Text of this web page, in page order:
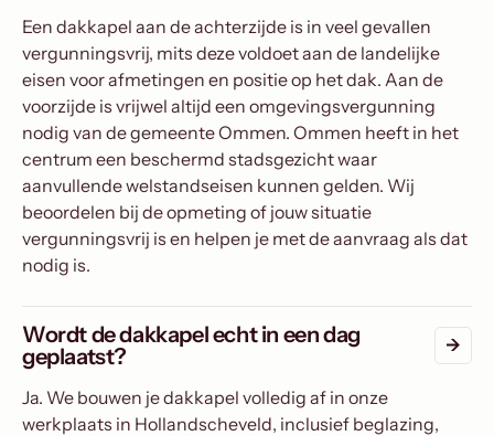
Een dakkapel aan de achterzijde is in veel gevallen
vergunningsvrij, mits deze voldoet aan de landelijke
eisen voor afmetingen en positie op het dak. Aan de
voorzijde is vrijwel altijd een omgevingsvergunning
nodig van de gemeente Ommen. Ommen heeft in het
centrum een beschermd stadsgezicht waar
aanvullende welstandseisen kunnen gelden. Wij
beoordelen bij de opmeting of jouw situatie
vergunningsvrij is en helpen je met de aanvraag als dat
nodig is.
Wordt de dakkapel echt in een dag
geplaatst?
Ja. We bouwen je dakkapel volledig af in onze
werkplaats in Hollandscheveld, inclusief beglazing,